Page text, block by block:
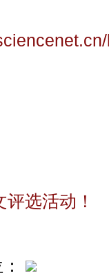
选活动！